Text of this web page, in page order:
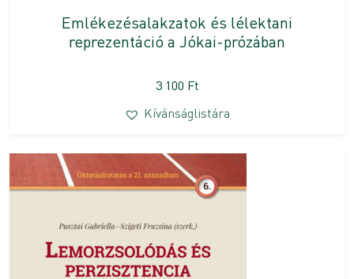
Emlékezésalakzatok és lélektani
reprezentáció a Jókai-prózában
3 100 Ft
Kívánságlistára